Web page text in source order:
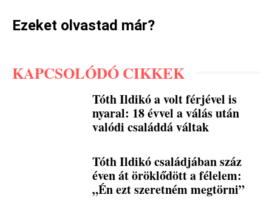
Ezeket olvastad már?
KAPCSOLÓDÓ CIKKEK
Tóth Ildikó a volt férjével is
nyaral: 18 évvel a válás után
valódi családdá váltak
Tóth Ildikó családjában száz
éven át öröklődött a félelem:
„Én ezt szeretném megtörni”